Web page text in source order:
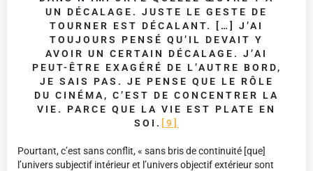
UN DÉCALAGE. JUSTE LE GESTE DE
TOURNER EST DÉCALANT. […] J’AI
TOUJOURS PENSÉ QU’IL DEVAIT Y
AVOIR UN CERTAIN DÉCALAGE. J’AI
PEUT-ÊTRE EXAGÉRÉ DE L’AUTRE BORD,
JE SAIS PAS. JE PENSE QUE LE RÔLE
DU CINÉMA, C’EST DE CONCENTRER LA
VIE. PARCE QUE LA VIE EST PLATE EN
SOI. [9]
Pourtant, c’est sans conflit, « sans bris de continuité [que]
l’univers subjectif intérieur et l’univers objectif extérieur sont